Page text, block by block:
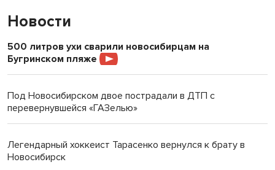
Новости
500 литров ухи сварили новосибирцам на
Бугринском пляже
Под Новосибирском двое пострадали в ДТП с
перевернувшейся «ГАЗелью»
Легендарный хоккеист Тарасенко вернулся к брату в
Новосибирск